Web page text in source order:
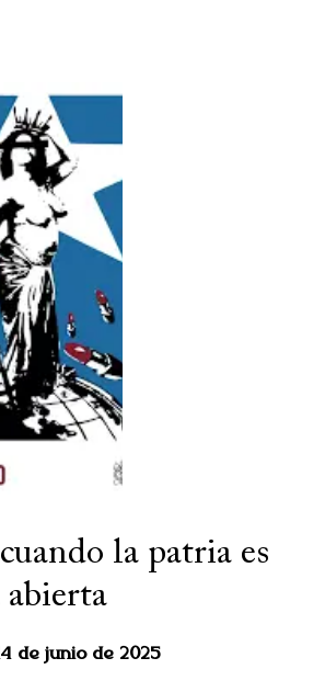
la patria es
de junio de 2025